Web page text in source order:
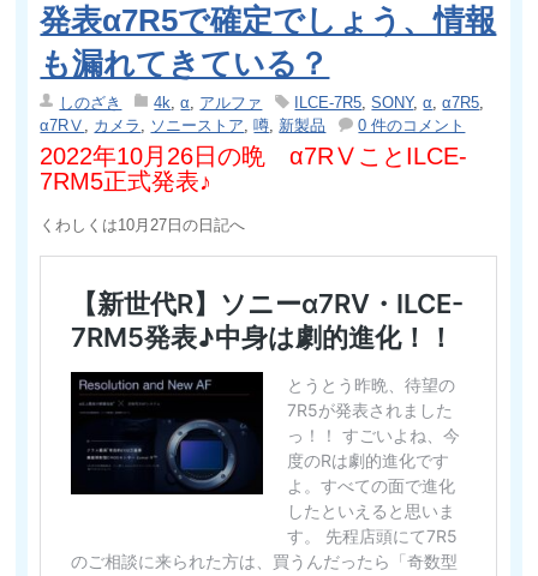
発表α7R5で確定でしょう、情報
も漏れてきている？
しのざき 4k ,α アルファ ILCE-7R5 ,SONY,α ,α7R5
α7RⅤ
カメラ ソニーストア ,噂 新製品 0 件のコメント
2022年10月26日の晩 α7RⅤことILCE-
7RM5正式発表♪
くわしくは10月27日の日記へ